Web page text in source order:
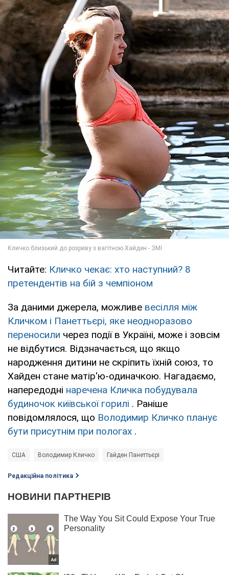
Читайте: Кличко чекає: хто наступний? 8
претендентів на бій з чемпіоном
За даними джерела, можливе весілля між
Кличком і Панеттьєрі, яке неодноразово
переносили через події в Україні, може і зовсім
не відбутися. Відзначається, що якщо
народження дитини не скріпить їхній союз, то
Хайден стане матір'ю-одиначкою. Нагадаємо,
напередодні наречена Кличка побудувала
будиночок київської горилі . Раніше
повідомлялося, що Володимир Кличко планує
бути присутнім при пологах .
США Володимир Кличко Гайден Панеттьєрі
Редакційна політика